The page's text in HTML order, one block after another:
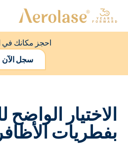
احجز مكانك في
سجل الآن
الاختيار الواضح
بفطريات